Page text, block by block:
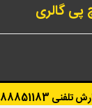
پی گالری
تلفنی 88851183-021